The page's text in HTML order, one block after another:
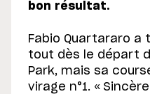
bon résultat.
Fabio Quartararo
tout dès le départ
Park, mais sa
virage n°1. «